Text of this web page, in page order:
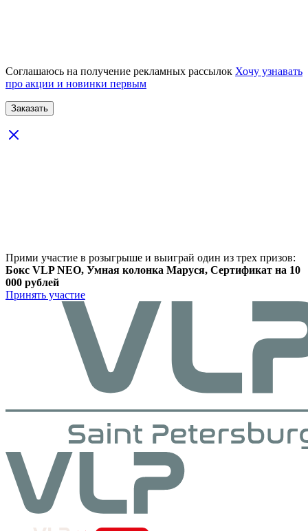
Соглашаюсь на получение рекламных рассылок Хочу узнавать
про акции и новинки первым
Прими участие в розыгрыше и выиграй один из трех призов:
Бокс VLP NEO, Умная колонка Маруся, Сертификат на 10
000 рублей
Принять участие